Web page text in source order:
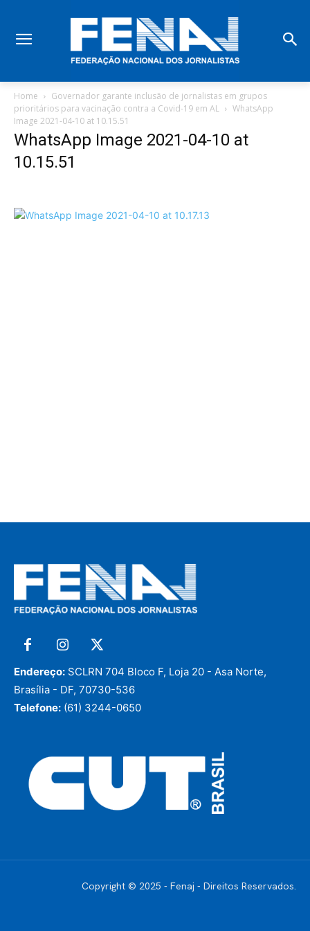
Home
Governador garante inclusão de jornalistas em grupos
prioritários para vacinação contra a Covid-19 em AL
WhatsApp
Image 2021-04-10 at 10.15.51
WhatsApp Image 2021-04-10 at
10.15.51
Endereço: SCLRN 704 Bloco F, Loja 20 - Asa Norte,
Brasília - DF, 70730-536
Telefone: (61) 3244-0650
Copyright © 2025 - Fenaj - Direitos Reservados.